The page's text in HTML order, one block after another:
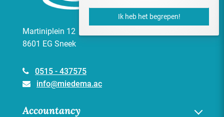
Ik heb het begrepen!
Martiniplein 12
8601 EG Sneek
0515 - 437575
info@miedema.ac
Accountancy